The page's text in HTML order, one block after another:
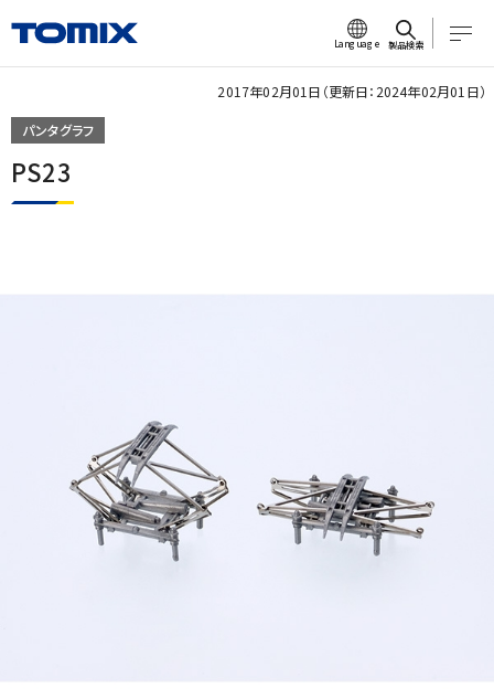
Language 製品検索
パンタグラフ
PS23
2017年02月01日（更新日：2024年02月01日）